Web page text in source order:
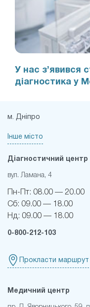
У нас з’явився
діагностика у
м. Дніпро
Інше місто
Діагностичний центр
вул. Ламана, 4
Пн-Пт: 08.00 — 20.00
Сб: 09.00 — 18.00
Нд: 09.00 — 18.00
0-800-212-103
Прокласти маршрут
Медичний центр